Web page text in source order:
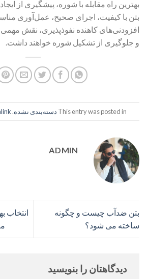
بهترین راه مقابله با شوره، پیشگیری از
بتن با کیفیت، اجرای صحیح، عمل‌آوری
افزودنی‌های کاهنده نفوذپذیری، نقش
و جلوگیری از تشکیل شوره خواهند داشت.
This entry was posted in دسته‌بندی نشده. Bookmark the
ADMIN
بتن ضدآب چیست و چگونه
ساخته می شود؟
انتخاب
دیدگاهتان را بنویسید